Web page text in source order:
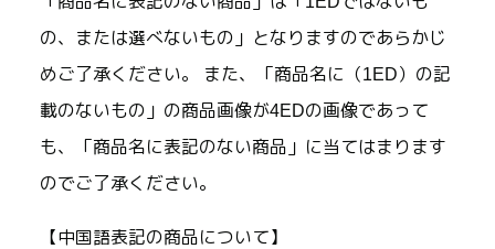
の、または選べないもの」となりますのであらかじ
めご了承ください。 また、「商品名に（1ED）の記
載のないもの」の商品画像が4EDの画像であって
も、「商品名に表記のない商品」に当てはまります
のでご了承ください。
【中国語表記の商品について】